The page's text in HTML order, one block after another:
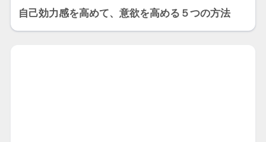
自己効力感を高めて、意欲を高める５つの方法